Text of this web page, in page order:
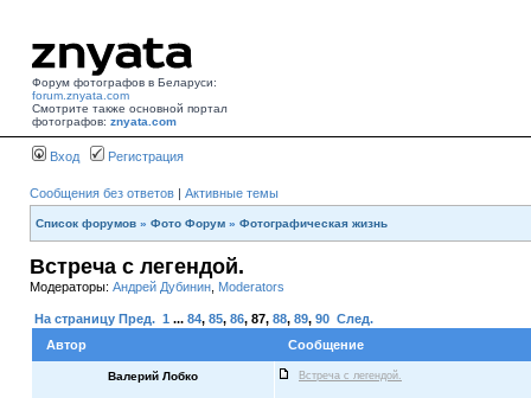
Форум фотографов в Беларуси:
forum.znyata.com
Смотрите также основной портал
фотографов: znyata.com
Вход Регистрация
Сообщения без ответов | Активные темы
Список форумов » Фото Форум » Фотографическая жизнь
Встреча с легендой.
Модераторы: Андрей Дубинин Moderators
На страницу Пред. 1 ... 84, 85, 86, 87, 88, 89, 90 След.
Автор
Сообщение
Валерий Лобко Встреча с легендой.